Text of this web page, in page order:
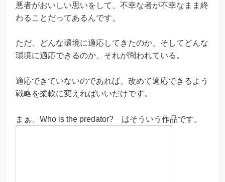
悪者がおいしい思いをして、不幸な者が不幸なまま終
わることだってあるんです。
ただ、どんな環境に適応してきたのか、そしてどんな
環境に適応できるのか、それが問われている。
適応できていないのであれば、改めて適応できるよう
戦略を柔軟に変えればいいだけです。
まぁ、Who is the predator? はそういう作品です。